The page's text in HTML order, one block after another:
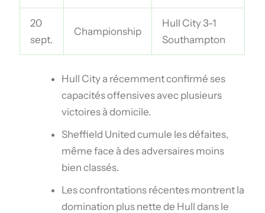
20
sept.
Championship
Hull City 3-1
Southampton
Hull City a récemment confirmé ses
capacités offensives avec plusieurs
victoires à domicile.
Sheffield United cumule les défaites,
même face à des adversaires moins
bien classés.
Les confrontations récentes montrent la
domination plus nette de Hull dans le